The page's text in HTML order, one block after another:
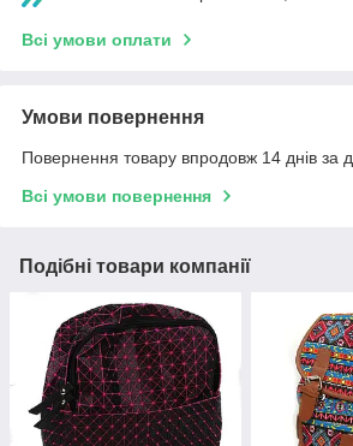
Всі умови оплати
Умови повернення
Повернення товару впродовж 14 днів за
Всі умови повернення
Подібні товари компанії